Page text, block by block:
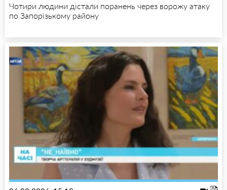
Чотири людини дістали поранень через ворожу атаку
по Запорізькому району